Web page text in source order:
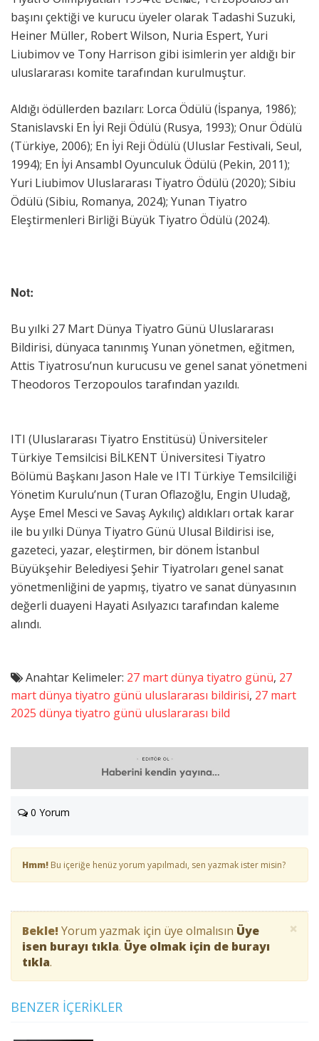
başını çektiği ve kurucu üyeler olarak Tadashi Suzuki,
Heiner Müller, Robert Wilson, Nuria Espert, Yuri
Liubimov ve Tony Harrison gibi isimlerin yer aldığı bir
uluslararası komite tarafından kurulmuştur.
Aldığı ödüllerden bazıları: Lorca Ödülü (İspanya, 1986);
Stanislavski En İyi Reji Ödülü (Rusya, 1993); Onur Ödülü
(Türkiye, 2006); En İyi Reji Ödülü (Uluslar Festivali, Seul,
1994); En İyi Ansambl Oyunculuk Ödülü (Pekin, 2011);
Yuri Liubimov Uluslararası Tiyatro Ödülü (2020); Sibiu
Ödülü (Sibiu, Romanya, 2024); Yunan Tiyatro
Eleştirmenleri Birliği Büyük Tiyatro Ödülü (2024).
Not:
Bu yılki 27 Mart Dünya Tiyatro Günü Uluslararası
Bildirisi, dünyaca tanınmış Yunan yönetmen, eğitmen,
Attis Tiyatrosu’nun kurucusu ve genel sanat yönetmeni
Theodoros Terzopoulos tarafından yazıldı.
ITI (Uluslararası Tiyatro Enstitüsü) Üniversiteler
Türkiye Temsilcisi BİLKENT Üniversitesi Tiyatro
Bölümü Başkanı Jason Hale ve ITI Türkiye Temsilciliği
Yönetim Kurulu’nun (Turan Oflazoğlu, Engin Uludağ,
Ayşe Emel Mesci ve Savaş Aykılıç) aldıkları ortak karar
ile bu yılki Dünya Tiyatro Günü Ulusal Bildirisi ise,
gazeteci, yazar, eleştirmen, bir dönem İstanbul
Büyükşehir Belediyesi Şehir Tiyatroları genel sanat
yönetmenliğini de yapmış, tiyatro ve sanat dünyasının
değerli duayeni Hayati Asılyazıcı tarafından kaleme
alındı.
Anahtar Kelimeler: 27 mart dünya tiyatro günü, 27
mart dünya tiyatro günü uluslararası bildirisi, 27 mart
2025 dünya tiyatro günü uluslararası bild
0 Yorum
Hmm! Bu içeriğe henüz yorum yapılmadı, sen yazmak ister misin?
×
Bekle! Yorum yazmak için üye olmalısın Üye
isen burayı tıkla. Üye olmak için de burayı
tıkla.
BENZER İÇERIKLER